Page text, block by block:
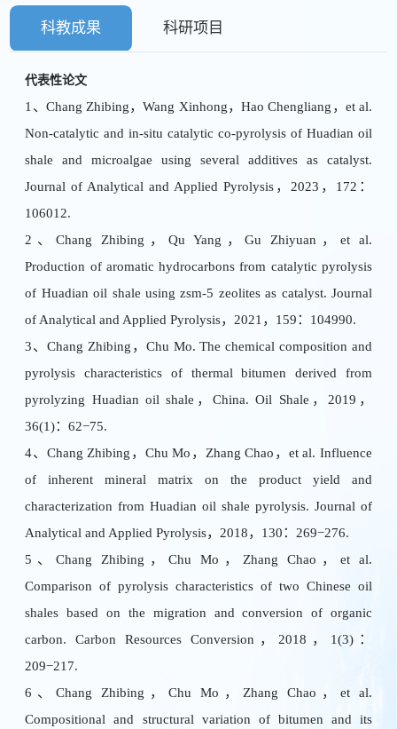
科教成果 科研项目
代表性论文
1、Chang Zhibing，Wang Xinhong，Hao Chengliang，et al.
Non-catalytic and in-situ catalytic co-pyrolysis of Huadian oil
shale and microalgae using several additives as catalyst.
Journal of Analytical and Applied Pyrolysis，2023，172：
106012.
2、Chang Zhibing，Qu Yang，Gu Zhiyuan，et al.
Production of aromatic hydrocarbons from catalytic pyrolysis
of Huadian oil shale using zsm-5 zeolites as catalyst. Journal
of Analytical and Applied Pyrolysis，2021，159：104990.
3、Chang Zhibing，Chu Mo. The chemical composition and
pyrolysis characteristics of thermal bitumen derived from
pyrolyzing Huadian oil shale，China. Oil Shale，2019，
36(1)：62−75.
4、Chang Zhibing，Chu Mo，Zhang Chao，et al. Influence
of inherent mineral matrix on the product yield and
characterization from Huadian oil shale pyrolysis. Journal of
Analytical and Applied Pyrolysis，2018，130：269−276.
5、Chang Zhibing，Chu Mo，Zhang Chao，et al.
Comparison of pyrolysis characteristics of two Chinese oil
shales based on the migration and conversion of organic
carbon. Carbon Resources Conversion，2018，1(3)：
209−217.
6、Chang Zhibing，Chu Mo，Zhang Chao，et al.
Compositional and structural variation of bitumen and its